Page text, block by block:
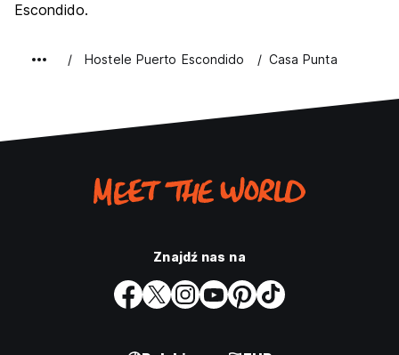
Escondido.
Hostele Puerto Escondido Casa Punta
Znajdź nas na